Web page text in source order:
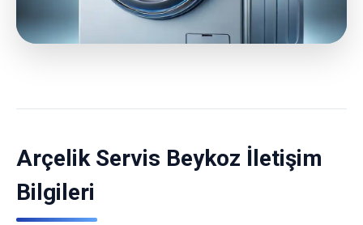
Arçelik Servis Beykoz İletişim
Bilgileri